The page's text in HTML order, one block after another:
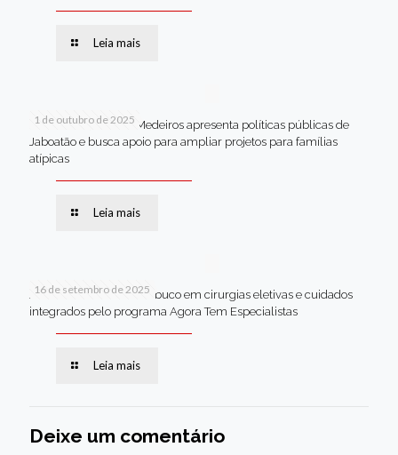
Leia mais
1 de outubro de 2025
Em Brasília, Andréa Medeiros apresenta políticas públicas de
Jaboatão e busca apoio para ampliar projetos para famílias
atípicas
Leia mais
16 de setembro de 2025
Jaboatão lidera Pernambuco em cirurgias eletivas e cuidados
integrados pelo programa Agora Tem Especialistas
Leia mais
Deixe um comentário